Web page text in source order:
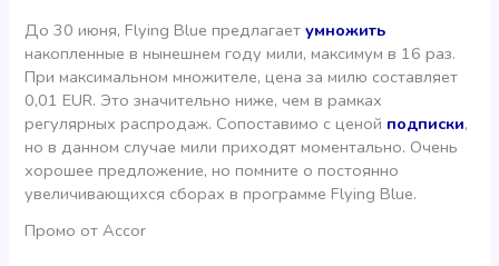
До 30 июня, Flying Blue предлагаетумножить
накопленные в нынешнем году мили, максимум в 16 раз.
При максимальном множителе, цена за милю составляет
0,01 EUR. Это значительно ниже, чем в рамках
регулярных распродаж. Сопоставимо с ценой подписки,
но в данном случае мили приходят моментально. Очень
хорошее предложение, но помните о постоянно
увеличивающихся сборах в программе Flying Blue.
Промо от Accor